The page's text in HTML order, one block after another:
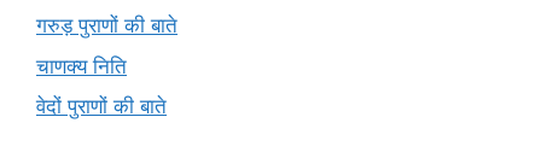
गरुड़ पुराणों की बाते
चाणक्य निति
वेदों पुराणों की बाते